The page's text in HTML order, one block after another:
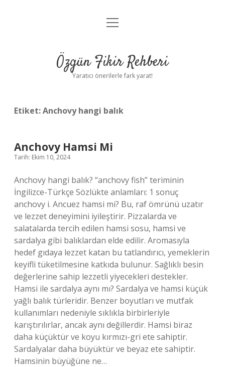
Gizlilik Politikası
Yasal Uyarı
menüyü
Özgün Fikir Rehberi
Yaratıcı önerilerle fark yarat!
Etiket:Anchovy hangi balık
Anchovy Hamsi Mi
Tarih: Ekim 10, 2024
Anchovy hangi balık? “anchovy fish” teriminin
İngilizce-Türkçe Sözlükte anlamları: 1 sonuç
anchovy i. Ancuez hamsi mi? Bu, raf ömrünü uzatır
ve lezzet deneyimini iyileştirir. Pizzalarda ve
salatalarda tercih edilen hamsi sosu, hamsi ve
sardalya gibi balıklardan elde edilir. Aromasıyla
hedef gıdaya lezzet katan bu tatlandırıcı, yemeklerin
keyifli tüketilmesine katkıda bulunur. Sağlıklı besin
değerlerine sahip lezzetli yiyecekleri destekler.
Hamsi ile sardalya aynı mı? Sardalya ve hamsi küçük
yağlı balık türleridir. Benzer boyutları ve mutfak
kullanımları nedeniyle sıklıkla birbirleriyle
karıştırılırlar, ancak aynı değillerdir. Hamsi biraz
daha küçüktür ve koyu kırmızı-gri ete sahiptir.
Sardalyalar daha büyüktür ve beyaz ete sahiptir.
Hamsinin büyüğüne ne…